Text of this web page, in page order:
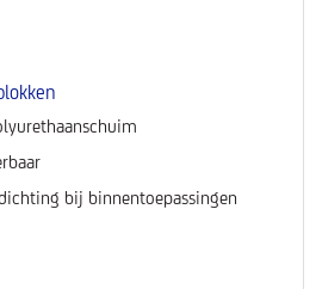
bij binnentoepassingen